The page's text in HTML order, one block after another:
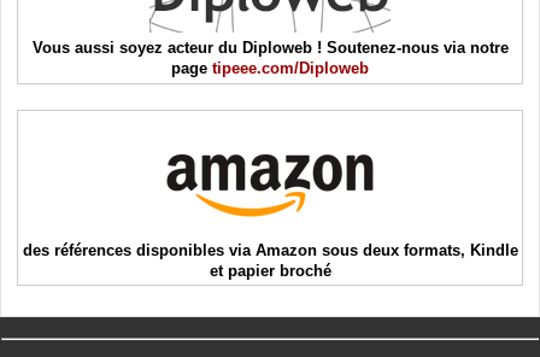
Vous aussi soyez acteur du Diploweb ! Soutenez-nous via notre
page tipeee.com/Diploweb
des références disponibles via Amazon sous deux formats, Kindle
et papier broché